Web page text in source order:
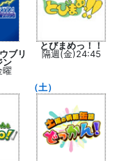
ブリ
ン
曜
とびまめっ！！
隔週(金)24:45
（土）